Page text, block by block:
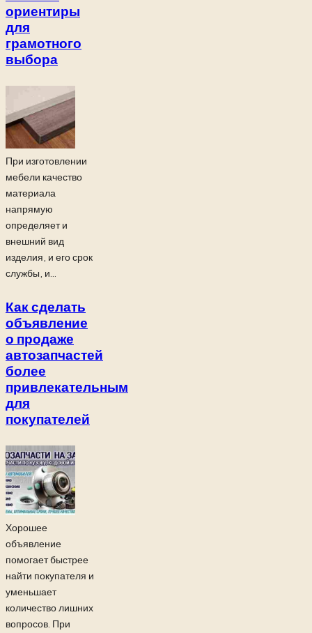
ориентиры
для
грамотного
выбора
При изготовлении
мебели качество
материала
напрямую
определяет и
внешний вид
изделия, и его срок
службы, и...
Как сделать
объявление
о продаже
автозапчастей
более
привлекательным
для
покупателей
Хорошее
объявление
помогает быстрее
найти покупателя и
уменьшает
количество лишних
вопросов. При